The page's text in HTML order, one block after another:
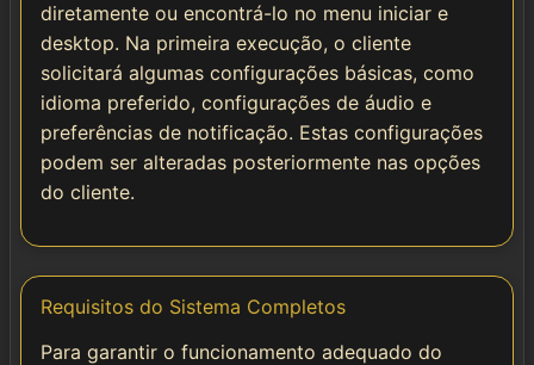
diretamente ou encontrá-lo no menu iniciar e
desktop. Na primeira execução, o cliente
solicitará algumas configurações básicas, como
idioma preferido, configurações de áudio e
preferências de notificação. Estas configurações
podem ser alteradas posteriormente nas opções
do cliente.
Requisitos do Sistema Completos
Para garantir o funcionamento adequado do